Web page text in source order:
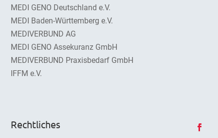
MEDI GENO Deutschland e.V.
MEDI Baden-Württemberg e.V.
MEDIVERBUND AG
MEDI GENO Assekuranz GmbH
MEDIVERBUND Praxisbedarf GmbH
IFFM e.V.
Rechtliches